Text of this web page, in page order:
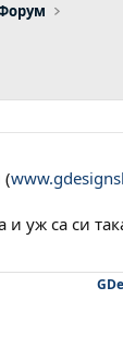
(
уж са си